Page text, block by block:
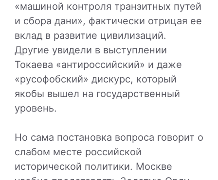
«машиной контроля транзитных путей
и сбора дани», фактически отрицая ее
вклад в развитие цивилизаций.
Другие увидели в выступлении
Токаева «антироссийский» и даже
«русофобский» дискурс, который
якобы вышел на государственный
уровень.
Но сама постановка вопроса говорит о
слабом месте российской
исторической политики. Москве